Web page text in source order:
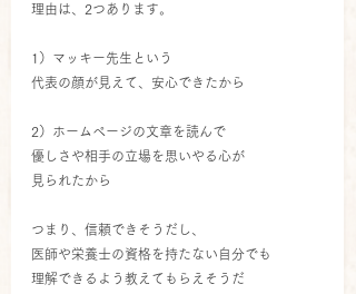
理由は、2つあります。
1）マッキー先生という
代表の顔が見えて、安心できたから
2）ホームページの文章を読んで
優しさや相手の立場を思いやる心が
見られたから
つまり、信頼できそうだし、
医師や栄養士の資格を持たない自分でも
理解できるよう教えてもらえそうだ